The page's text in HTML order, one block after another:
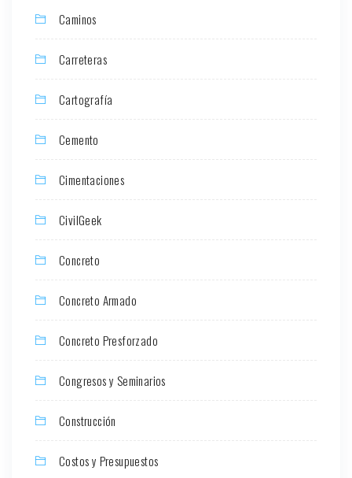
Caminos
Carreteras
Cartografía
Cemento
Cimentaciones
CivilGeek
Concreto
Concreto Armado
Concreto Presforzado
Congresos y Seminarios
Construcción
Costos y Presupuestos